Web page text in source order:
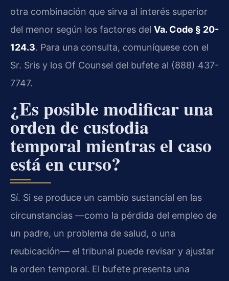
otra combinación que sirva al interés superior
del menor según los factores del Va. Code § 20-
124.3. Para una consulta, comuníquese con el
Sr. Sris y los Of Counsel del bufete al (888) 437-
7747.
¿Es posible modificar una
orden de custodia
temporal mientras el caso
está en curso?
Sí. Si se produce un cambio sustancial en las
circunstancias —como la pérdida del empleo de
un padre, un problema de salud, o una
reubicación— el tribunal puede revisar y ajustar
la orden temporal. El bufete presenta una